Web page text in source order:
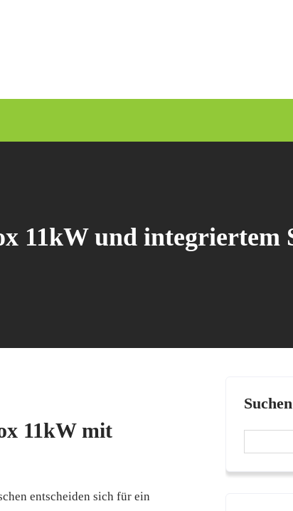
11kW und integriertem
11kW mit
entscheiden sich für ein
Suchen